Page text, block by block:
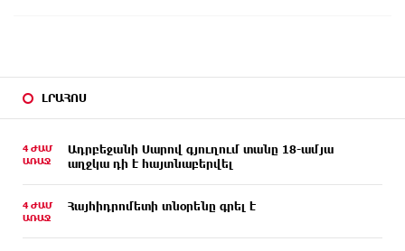
ԼՐԱՀՈՍ
4 ԺԱՄ
ԱՌԱՋ
Ադրբեջանի Սարով գյուղում տանը 18-ամյա
աղջկա դի է հայտնաբերվել
4 ԺԱՄ
ԱՌԱՋ
Հայհիդրոմետի տնօրենը գրել է